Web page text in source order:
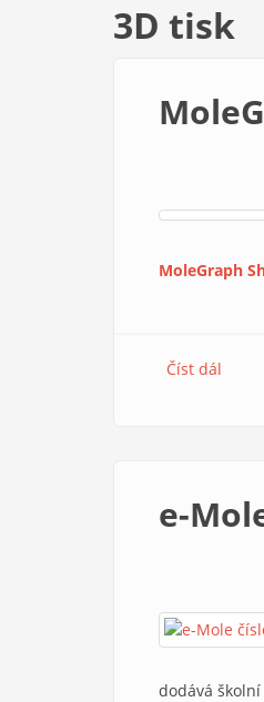
3D tisk
MoleGraph
Číst dál
e-
dodává